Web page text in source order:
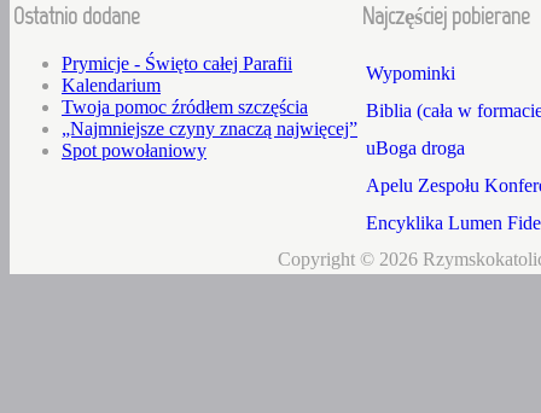
Ostatnio dodane
Prymicje - Święto całej Parafii
Kalendarium
Twoja pomoc źródłem szczęścia
„Najmniejsze czyny znaczą najwięcej”
Spot powołaniowy
Najczęściej pobierane
Wypominki
Biblia (cała w
uBoga droga
Apelu Zespołu
Encyklika Lumen
Copyright © 2026